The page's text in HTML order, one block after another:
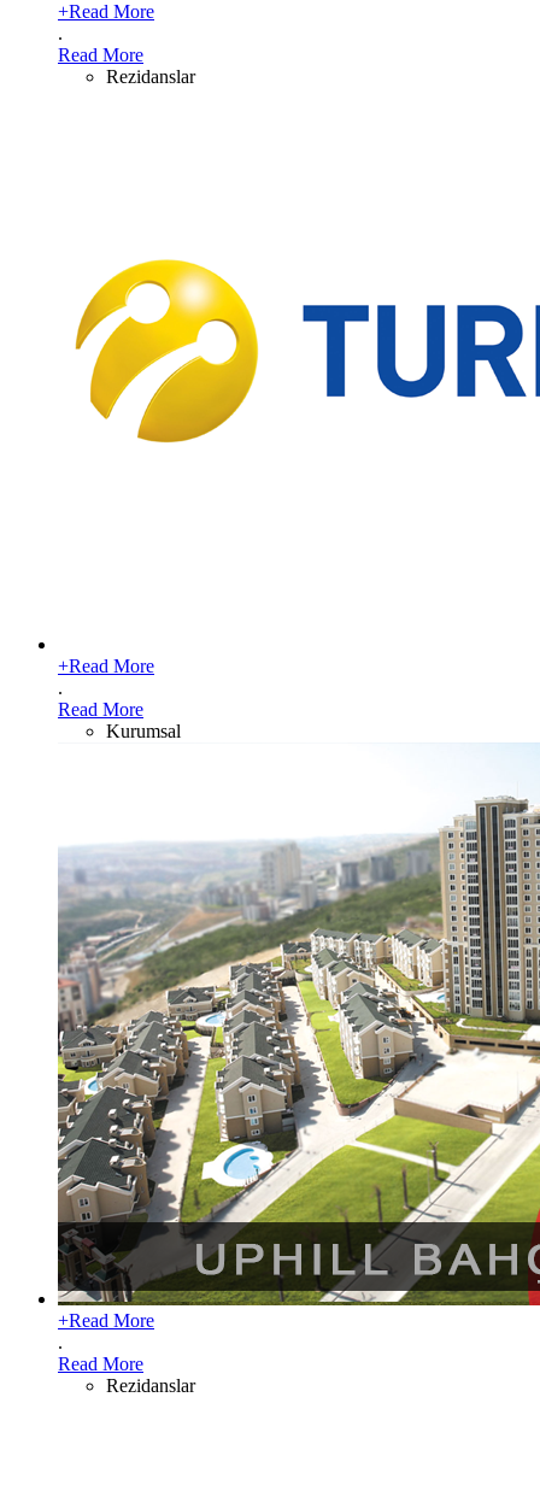
+Read More
.
Read More
Rezidanslar
+Read More
.
Read More
Kurumsal
+Read More
.
Read More
Rezidanslar